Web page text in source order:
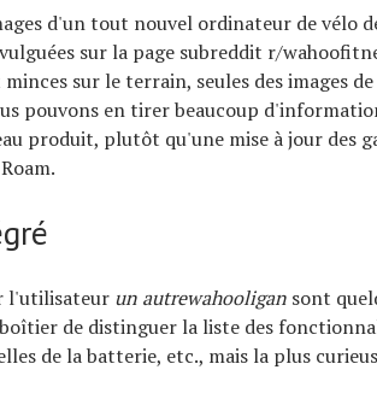
d'un tout nouvel ordinateur de vélo
sur la page subreddit r/
sur le terrain, seules des images
pouvons en tirer beaucoup
produit, plutôt qu'une mise à jour des
l'utilisateur un autrewahooligan sont
de distinguer la liste des
de la batterie, etc., mais la plus